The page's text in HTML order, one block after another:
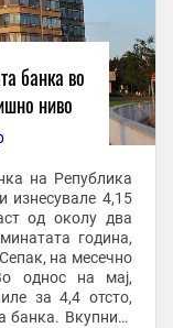
банка во
ниво
на Република
изнесувале 4,15
од околу два
година,
на месечно
однос на мај,
за 4,4 отсто,
банка. Вкупните